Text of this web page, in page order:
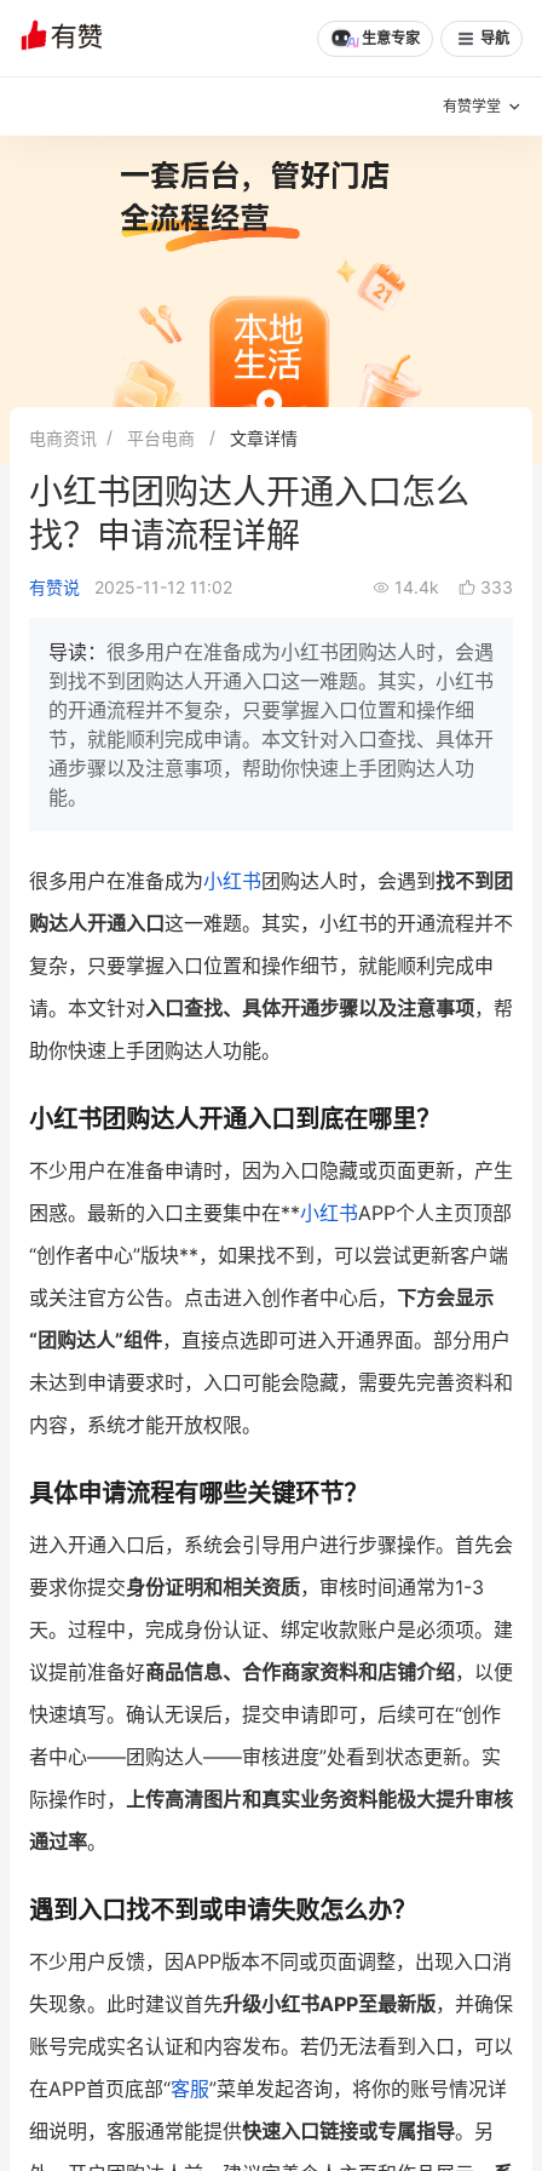
生意专家 导航
有赞学堂
增长方法
有赞专家说
新零售最佳实践
面对面聊增长
新零售大会 新零售茶会
增长产品指南
智库 产品场景库
产品更新动态
品牌消费观
新零售资讯
培训课程
商家社区 社群交流
合作共进
认证服务商
电商资讯 平台电商 文章详情
小红书团购达人开通入口怎么
找？申请流程详解
有赞说 2025-11-12 11:02 14.4k 333
导读： 很多用户在准备成为小红书团购达人时，会遇
到找不到团购达人开通入口这一难题。其实，小红书
的开通流程并不复杂，只要掌握入口位置和操作细
节，就能顺利完成申请。本文针对入口查找、具体开
通步骤以及注意事项，帮助你快速上手团购达人功
能。
很多用户在准备成为小红书团购达人时，会遇到 找不到团
购达人开通入口这一难题。其实，小红书的开通流程并不
复杂，只要掌握入口位置和操作细节，就能顺利完成申
请。本文针对入口查找、具体开通步骤以及注意事项，帮
助你快速上手团购达人功能。
小红书团购达人开通入口到底在哪里？
不少用户在准备申请时，因为入口隐藏或页面更新，产生
困惑。最新的入口主要集中在**小红书APP个人主页顶部
“创作者中心”版块**，如果找不到，可以尝试更新客户端
或关注官方公告。点击进入创作者中心后， 下方会显示
“团购达人”组件，直接点选即可进入开通界面。部分用户
未达到申请要求时，入口可能会隐藏，需要先完善资料和
内容，系统才能开放权限。
具体申请流程有哪些关键环节？
进入开通入口后，系统会引导用户进行步骤操作。首先会
要求你提交身份证明和相关资质，审核时间通常为1-3
天。过程中，完成身份认证、绑定收款账户是必须项。建
议提前准备好商品信息、合作商家资料和店铺介绍，以便
快速填写。确认无误后，提交申请即可，后续可在“创作
者中心——团购达人——审核进度”处看到状态更新。实
际操作时， 上传高清图片和真实业务资料能极大提升审核
通过率。
遇到入口找不到或申请失败怎么办？
不少用户反馈，因APP版本不同或页面调整，出现入口消
失现象。此时建议首先升级小红书APP至最新版，并确保
账号完成实名认证和内容发布。若仍无法看到入口，可以
在APP首页底部“客服”菜单发起咨询，将你的账号情况详
细说明，客服通常能提供快速入口链接或专属指导。另